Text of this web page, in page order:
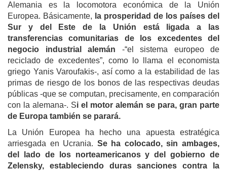
Alemania es la locomotora económica de la Unión
Europea. Básicamente, la prosperidad de los países del
Sur y del Este de la Unión está ligada a las
transferencias comunitarias de los excedentes del
negocio industrial alemán -“el sistema europeo de
reciclado de excedentes”, como lo llama el economista
griego Yanis Varoufakis-, así como a la estabilidad de las
primas de riesgo de los bonos de las respectivas deudas
públicas -que se computan, precisamente, en comparación
con la alemana-. Si el motor alemán se para, gran parte
de Europa también se parará.
La Unión Europea ha hecho una apuesta estratégica
arriesgada en Ucrania. Se ha colocado, sin ambages,
del lado de los norteamericanos y del gobierno de
Zelensky, estableciendo duras sanciones contra la